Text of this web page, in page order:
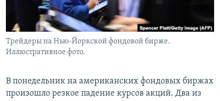
Трейдеры на Нью-Йоркской фондовой бирже.
Иллюстративное фото.
В понедельник на американских фондовых биржах
произошло резкое падение курсов акций. Два из